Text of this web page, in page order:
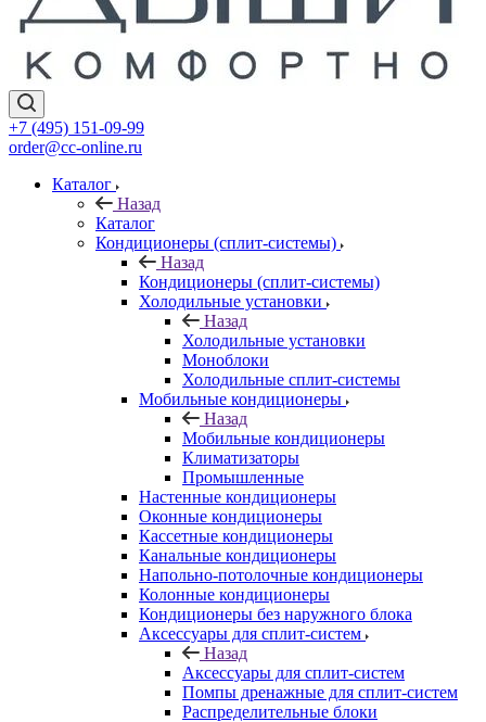
+7 (495) 151-09-99
order@cc-online.ru
Каталог
Назад
Каталог
Кондиционеры (сплит-системы)
Назад
Кондиционеры (сплит-системы)
Холодильные установки
Назад
Холодильные установки
Моноблоки
Холодильные сплит-системы
Мобильные кондиционеры
Назад
Мобильные кондиционеры
Климатизаторы
Промышленные
Настенные кондиционеры
Оконные кондиционеры
Кассетные кондиционеры
Канальные кондиционеры
Напольно-потолочные кондиционеры
Колонные кондиционеры
Кондиционеры без наружного блока
Аксессуары для сплит-систем
Назад
Аксессуары для сплит-систем
Помпы дренажные для сплит-систем
Распределительные блоки